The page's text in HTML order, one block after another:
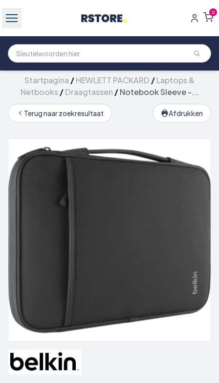
0
Startpagina /HEWLETT PACKARD /Laptops &
Netbooks/Draagtassen /Notebook Sleeve -...
Terug naar zoekresultaat Afdrukken